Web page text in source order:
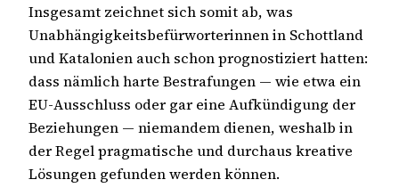
Insgesamt zeichnet sich somit ab, was
Unabhängigkeitsbefürworterinnen in Schottland
und Katalonien auch schon prognostiziert hatten:
dass nämlich harte Bestrafungen — wie etwa ein
EU-Ausschluss oder gar eine Aufkündigung der
Beziehungen — niemandem dienen, weshalb in
der Regel pragmatische und durchaus kreative
Lösungen gefunden werden können.